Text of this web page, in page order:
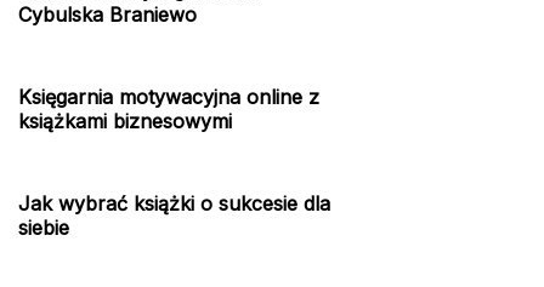
Cybulska Braniewo
Księgarnia motywacyjna online z
książkami biznesowymi
Jak wybrać książki o sukcesie dla
siebie